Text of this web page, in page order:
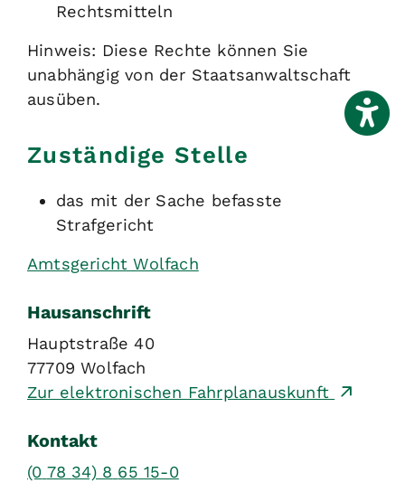
Rechtsmitteln
Hinweis: Diese Rechte können Sie
unabhängig von der Staatsanwaltschaft
ausüben.
Zuständige Stelle
das mit der Sache befasste
Strafgericht
Amtsgericht Wolfach
Hausanschrift
Hauptstraße 40
77709 Wolfach
Zur elektronischen Fahrplanauskunft
Kontakt
(0 78 34) 8 65 15-0